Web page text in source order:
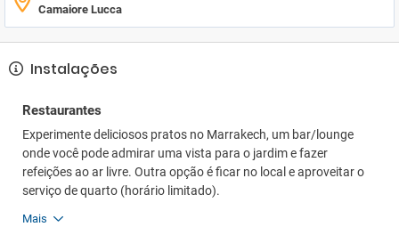
Camaiore Lucca
Instalações
Restaurantes
Experimente deliciosos pratos no Marrakech, um bar/lounge
onde você pode admirar uma vista para o jardim e fazer
refeições ao ar livre. Outra opção é ficar no local e aproveitar o
serviço de quarto (horário limitado).
Mais